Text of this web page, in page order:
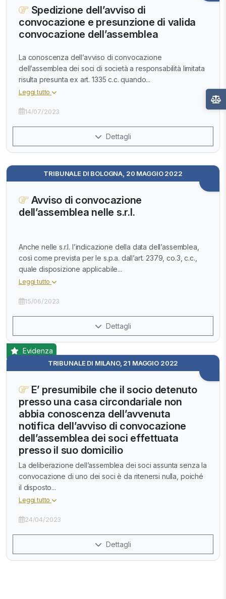
Spedizione dell’avviso di
convocazione e presunzione di valida
convocazione dell’assemblea
La conoscenza dell’avviso di convocazione
dell’assemblea dei soci di società a responsabilità limitata
risulta presunta ex art. 1335 c.c. quando...
Leggi tutto
14/07/2023
Dettagli
TRIBUNALE DI BOLOGNA, 20 MAGGIO 2022
Avviso di convocazione
dell’assemblea nelle s.r.l.
Anche nelle s.r.l. l’indicazione della data dell’assemblea,
così come prevista per le s.p.a. dall’art. 2379, co.3, c.c.,
quale disposizione applicabile...
Leggi tutto
15/06/2023
Dettagli
TRIBUNALE DI MILANO, 21 MAGGIO 2022
Evidenza
E’ presumibile che il socio detenuto
presso una casa circondariale non
abbia conoscenza dell’avvenuta
notifica dell’avviso di convocazione
dell’assemblea dei soci effettuata
presso il suo domicilio
La deliberazione dell’assemblea dei soci assunta senza la
convocazione di uno dei soci è da ritenersi nulla, poiché
il disposto...
Leggi tutto
24/04/2023
Dettagli